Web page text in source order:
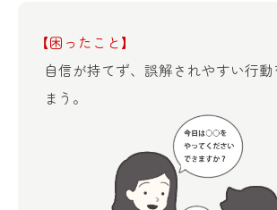
【困ったこと】
自信が持てず、誤解されやすい行動
まう。